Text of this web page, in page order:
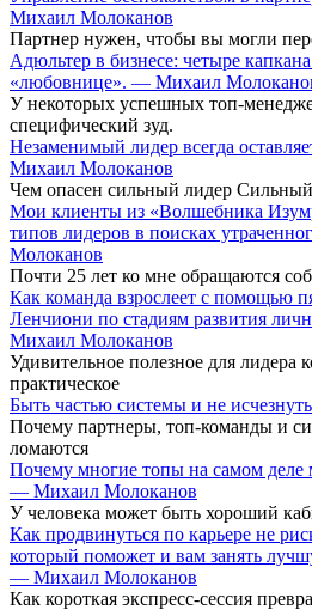
Михаил Молоканов
Партнер нужен, чтобы вы могли
Адюльтер в бизнесе: четыре
«любовнице». — Михаил
У некоторых успешных топ-
специфический зуд.
Незаменимый лидер всегда
Михаил Молоканов
Чем опасен сильный лидер
Мои клиенты из «Волшебника
типов лидеров в поисках
Молоканов
Почти 25 лет ко мне обращаются
Как команда взрослеет с помощью
Ленчиони по стадиям развития
Михаил Молоканов
Удивительное полезное для лидера
практическое
Быть частью системы и не
Почему партнеры, топ-команды и
ломаются
Почему многие топы на самом деле
— Михаил Молоканов
У человека может быть хороший
Как продвинуться по карьере не
который поможет и вам занять
— Михаил Молоканов
Как короткая экспресс-сессия